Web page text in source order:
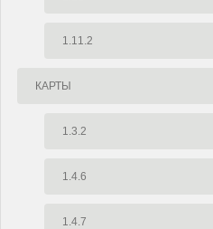
1.11.2
КАРТЫ
1.3.2
1.4.6
1.4.7